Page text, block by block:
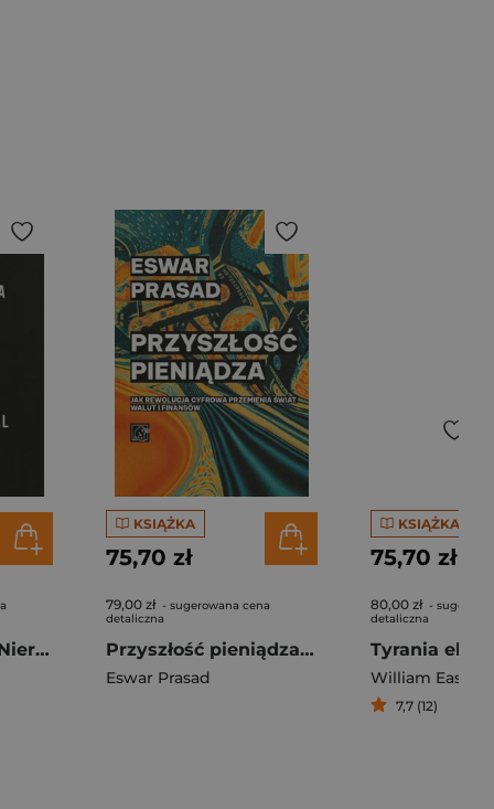
Dyskryminacja i Nierówności. Jak przywileje niszczą społeczeństwo?
KSIĄŻKA
75,70 zł
79,00 zł - sugerowana cena
detaliczna
Przyszłość pieniądza. Jak rewolucja cyfrowa przemienia świat walut i finansów
Eswar Prasad
KSIĄŻKA
75,70 zł
80,00 zł -
detaliczna
Tyrania
William
7,7 (12)